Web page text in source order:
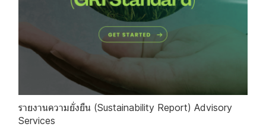
รายงานความยั่งยืน (Sustainability Report) Advisory
Services